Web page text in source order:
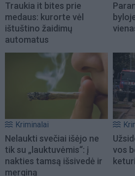
Traukia it bites prie
medaus: kurorte vėl
ištuštino žaidimų
automatus
Kriminalai
Nelaukti svečiai išėjo ne
tik su „lauktuvėmis“: į
nakties tamsą išsivedė ir
merginą
vos